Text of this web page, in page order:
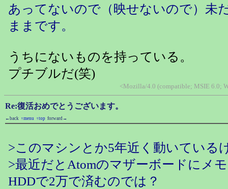
あってないので（映せないので）未
ままです。
うちにないものを持っている。
プチブルだ(笑)
<Mozilla/4.0 (compatible; MSIE 6.0;
Re:復活おめでとうございます。
←back ↑menu ↑top forward→
>このマシンとか5年近く動いている
>最近だとAtomのマザーボードにメ
HDDで2万で済むのでは？